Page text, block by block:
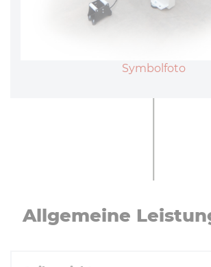
Symbolfoto
All­ge­mei­ne